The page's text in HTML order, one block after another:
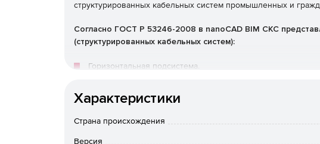
структурированных кабельных систем промышленных и
Согласно ГОСТ Р 53246-2008 в nanoCAD BIM СКС
(структурированных кабельных систем):
Горизонтальная подсистема.
Рабочее место.
Характеристики
Страна происхождения
Версия